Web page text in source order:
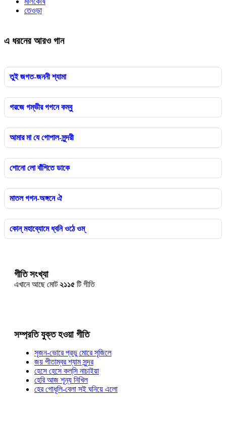
তেওড়া
এ ধরনের আরও গান
তুই জগত-জননী শ্যামা
গরজে গম্ভীর গগনে কম্বু
আমার মা যে গোপাল-সুন্দরী
শোনো লো বাঁশিতে ডাকে
মাতল গগন-অঙ্গনে ঐ
কোন্ মহাব্যোমে ধ্বনি ওঠে ওম্
গীতি সংখ্যা
এখানে আছে মোট২১১৫ টি গীতি
সম্প্রতি যুক্ত হওয়া গীতি
সৃজন-ভোরে প্রভু মোরে সৃজিলে
জয় পীতাম্বর শ্যাম সুন্দর
হেসে হেসে কল্‌সি নাচাইয়া
হেরি আজ শূন্য নিখিল
হের গোধূলি-বেলা সই ঘনিয়ে এলো